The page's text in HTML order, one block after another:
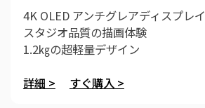
4K OLED アンチグレアディスプレイ
スタジオ品質の描画体験
1.2㎏の超軽量デザイン
詳細 > すぐ購入 >